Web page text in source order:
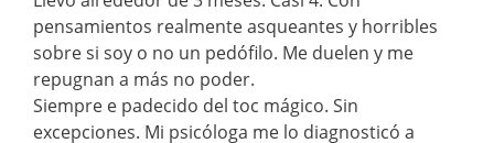
pensamientos realmente asqueantes y horribles
sobre si soy o no un pedófilo. Me duelen y me
repugnan a más no poder.
Siempre e padecido del toc mágico. Sin
excepciones. Mi psicóloga me lo diagnosticó a